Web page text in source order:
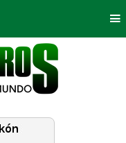
Deportes
Neira